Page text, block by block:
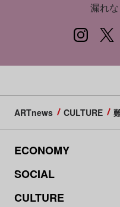
漏れ
ARTnews CULTURE
ECONOMY
SOCIAL
CULTURE